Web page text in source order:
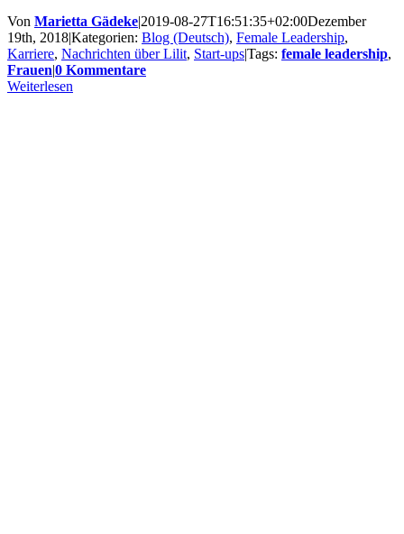
Von Marietta Gädeke|2019-08-27T16:51:35+02:00Dezember
19th, 2018|Kategorien: Blog (Deutsch), Female Leadership,
Karriere, Nachrichten über Lilit, Start-ups|Tags: female leadership,
Frauen|0 Kommentare
Weiterlesen